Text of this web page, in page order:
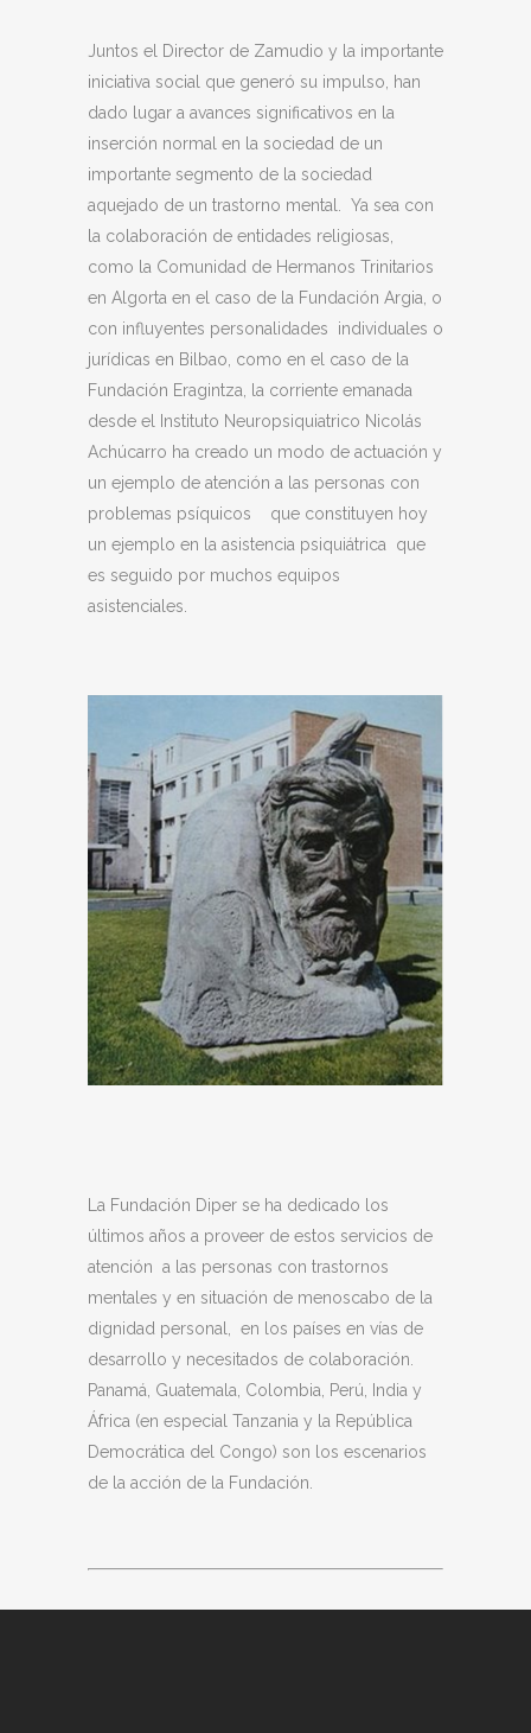
Juntos el Director de Zamudio y la importante
iniciativa social que generó su impulso, han
dado lugar a avances significativos en la
inserción normal en la sociedad de un
importante segmento de la sociedad
aquejado de un trastorno mental. Ya sea con
la colaboración de entidades religiosas,
como la Comunidad de Hermanos Trinitarios
en Algorta en el caso de la Fundación Argia, o
con influyentes personalidades individuales o
jurídicas en Bilbao, como en el caso de la
Fundación Eragintza, la corriente emanada
desde el Instituto Neuropsiquiatrico Nicolás
Achúcarro ha creado un modo de actuación y
un ejemplo de atención a las personas con
problemas psíquicos que constituyen hoy
un ejemplo en la asistencia psiquiátrica que
es seguido por muchos equipos
asistenciales.
La Fundación Diper se ha dedicado los
últimos años a proveer de estos servicios de
atención a las personas con trastornos
mentales y en situación de menoscabo de la
dignidad personal, en los países en vías de
desarrollo y necesitados de colaboración.
Panamá, Guatemala, Colombia, Perú, India y
África (en especial Tanzania y la República
Democrática del Congo) son los escenarios
de la acción de la Fundación.